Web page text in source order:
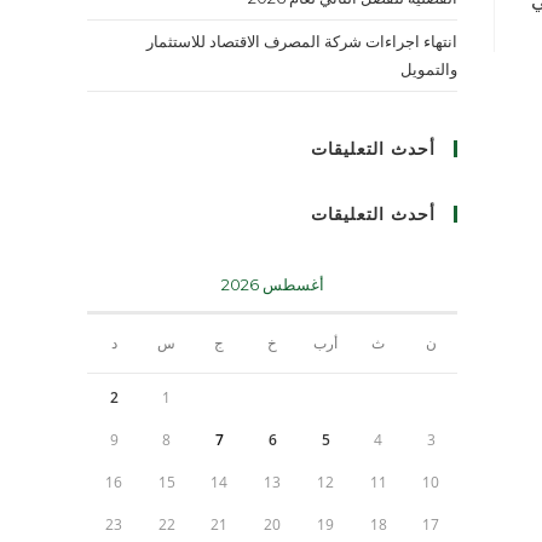
انتهاء اجراءات شركة المصرف الاقتصاد للاستثمار
والتمويل
أحدث التعليقات
أحدث التعليقات
أغسطس 2026
ن ث أرب خ ج س د
1
2
3
4
5
6
7
8
9
10
11
12
13
14
15
16
17
18
19
20
21
22
23